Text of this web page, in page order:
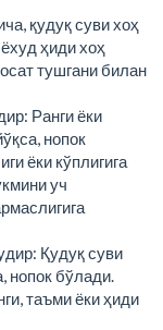
қудуқ суви хоҳ
ҳиди хоҳ
тушгани билан
Ранги ёки
нопок
ёки кўплигига
уч
Қудуқ суви
нопок бўлади.
таъми ёки ҳиди